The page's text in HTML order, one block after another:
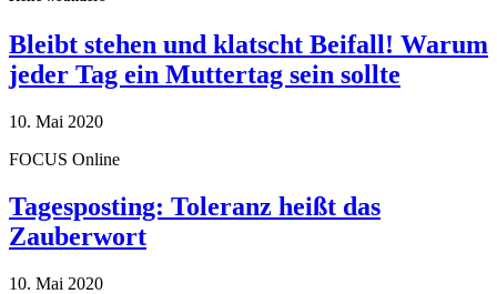
Bleibt stehen und klatscht Beifall! Warum
jeder Tag ein Muttertag sein sollte
10. Mai 2020
FOCUS Online
Tagesposting: Toleranz heißt das
Zauberwort
10. Mai 2020